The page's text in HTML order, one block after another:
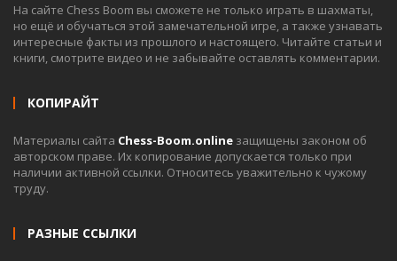
На сайте Chess Boom вы сможете не только играть в шахматы,
но ещё и обучаться этой замечательной игре, а также узнавать
интересные факты из прошлого и настоящего. Читайте статьи и
книги, смотрите видео и не забывайте оставлять комментарии.
КОПИРАЙТ
Материалы сайта Chess-Boom.online защищены законом об
авторском праве. Их копирование допускается только при
наличии активной ссылки. Относитесь уважительно к чужому
труду.
РАЗНЫЕ ССЫЛКИ